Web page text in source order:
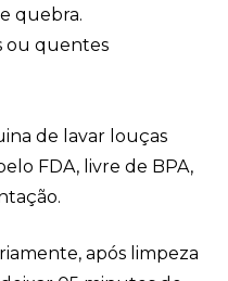
quebra.
ou quentes
de lavar louças
FDA, livre de BPA,
após limpeza